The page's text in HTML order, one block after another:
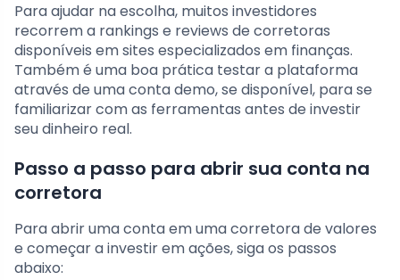
Para ajudar na escolha, muitos investidores
recorrem a rankings e reviews de corretoras
disponíveis em sites especializados em finanças.
Também é uma boa prática testar a plataforma
através de uma conta demo, se disponível, para se
familiarizar com as ferramentas antes de investir
seu dinheiro real.
Passo a passo para abrir sua conta na
corretora
Para abrir uma conta em uma corretora de valores
e começar a investir em ações, siga os passos
abaixo: